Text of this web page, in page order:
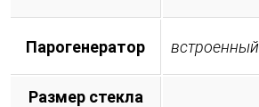
Парогенератор встроенный
Размер стекла